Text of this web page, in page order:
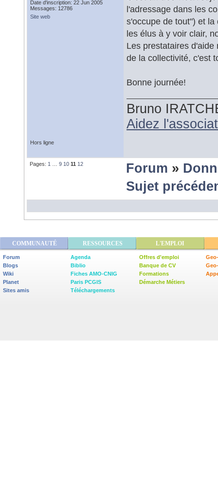
Date d'inscription: 22 Jun 2005
Messages: 12786
Site web
l'adressage dans les
s'occupe de tout") et
les élus à y voir clair,
Les prestataires
de la collectivité, c'est
Bonne journée!
Bruno
Aidez
Hors ligne
Pages: 1 9 10 11 12 Forum »
Sujet
COMMUNAUTÉ RESSOURCES L'EMPLOI
Forum
Blogs
Wiki
Planet
Sites amis
Agenda
Biblio
Fiches AMO-CNIG
Paris PCGIS
Téléchargements
Offres d'emploi
Banque de CV
Formations
Démarche Métiers